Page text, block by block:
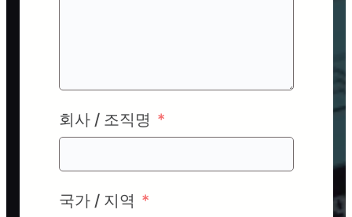
회사 / 조직명
국가 / 지역